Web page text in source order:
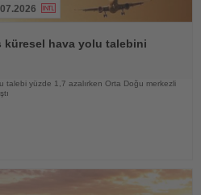
küresel hava yolu talebini
talebi yüzde 1,7 azalırken Orta Doğu merkezli